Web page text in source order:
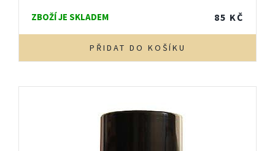
ZBOŽÍ JE SKLADEM 85 KČ
PŘIDAT DO KOŠÍKU